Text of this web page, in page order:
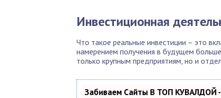
Инвестиционная
Что такое реальные инвестиции – это
намерением получения в будущем
только крупным предприятиям, но и
Забиваем Сайты В ТОП КУВАЛДОЙ -